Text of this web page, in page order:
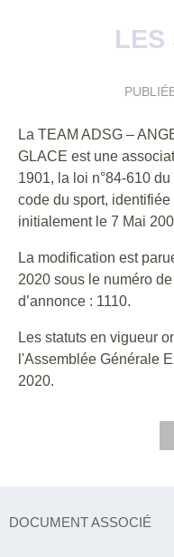
LES
La TEAM ADSG –
GLACE est une
1901, la loi n°84-610
code du sport,
initialement le 7 Mai
La modification est
2020 sous le numéro
d’annonce : 1110.
Les statuts en vigueur
l'Assemblée Générale
2020.
DOCUMENT ASSOCIÉ